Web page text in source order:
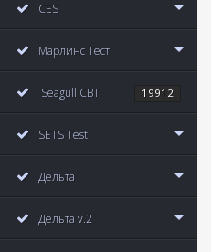
CES
Марлинс Тест
19912
Seagull CBT
SETS Test
Дельта
Дельта v.2